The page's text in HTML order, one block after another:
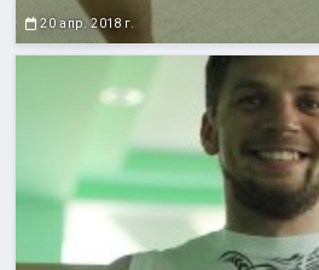
20 апр. 2018 г.